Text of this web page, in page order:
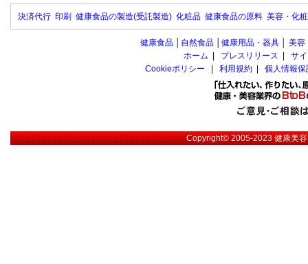
決済代行 印刷 健康食品の製造(受託製造) 化粧品 健康食品の原料 美容・化
健康食品 自然食品 健康用品・器具 美容
ホーム
プレスリリース
サ
Cookieポリシー
利用規約 個人情報
Copyright© 2005-2023健康美